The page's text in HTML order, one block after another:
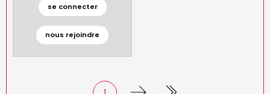
se connecter
nous rejoindre